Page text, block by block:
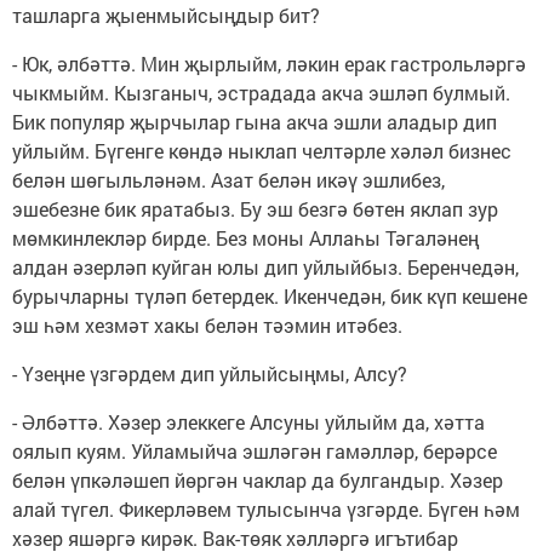
ташларга җыенмыйсыңдыр бит?
- Юк, әлбәттә. Мин җырлыйм, ләкин ерак гастрольләргә
чыкмыйм. Кызганыч, эстрадада акча эшләп булмый.
Бик популяр җырчылар гына акча эшли аладыр дип
уйлыйм. Бүгенге көндә ныклап челтәрле хәләл бизнес
белән шөгыльләнәм. Азат белән икәү эшлибез,
эшебезне бик яратабыз. Бу эш безгә бөтен яклап зур
мөмкинлекләр бирде. Без моны Аллаһы Тәгаләнең
алдан әзерләп куйган юлы дип уйлыйбыз. Беренчедән,
бурычларны түләп бетердек. Икенчедән, бик күп кешене
эш һәм хезмәт хакы белән тәэмин итәбез.
- Үзеңне үзгәрдем дип уйлыйсыңмы, Алсу?
- Әлбәттә. Хәзер элеккеге Алсуны уйлыйм да, хәтта
оялып куям. Уйламыйча эшләгән гамәлләр, берәрсе
белән үпкәләшеп йөргән чаклар да булгандыр. Хәзер
алай түгел. Фикерләвем тулысынча үзгәрде. Бүген һәм
хәзер яшәргә кирәк. Вак-төяк хәлләргә игътибар